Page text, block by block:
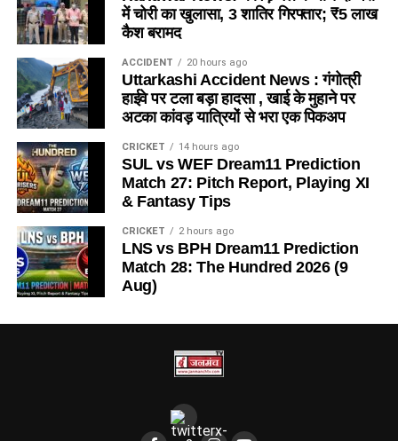
में चोरी का खुलासा, 3 शातिर गिरफ्तार; ₹5 लाख
कैश बरामद
ACCIDENT 20 hours ago
Uttarkashi Accident News : गंगोत्री
हाईवे पर टला बड़ा हादसा , खाई के मुहाने पर
अटका कांवड़ यात्रियों से भरा एक पिकअप
CRICKET 14 hours ago
SUL vs WEF Dream11 Prediction
Match 27: Pitch Report, Playing XI
& Fantasy Tips
CRICKET 2 hours ago
LNS vs BPH Dream11 Prediction
Match 28: The Hundred 2026 (9
Aug)